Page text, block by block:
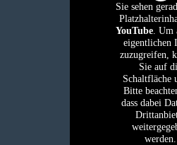
Sie sehen
YouTube. Um
eigentlichen
zuzugreifen,
Sie auf
Schaltfläche
Bitte
dass dabei
werden.